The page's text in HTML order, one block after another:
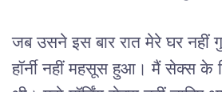
जब उसने इस बार रात मेरे घर नहीं
हॉर्नी नहीं महसूस हुआ। मैं सेक्स के